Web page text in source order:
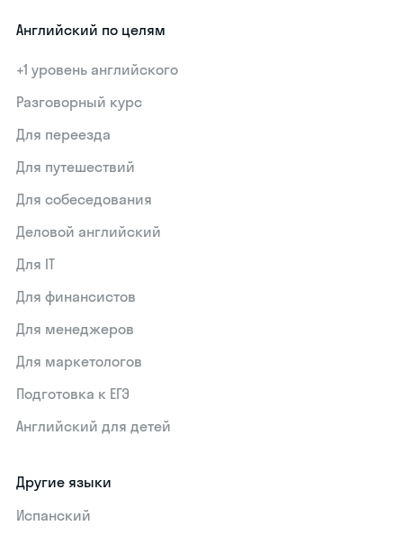
Английский по целям
+1 уровень английского
Разговорный курс
Для переезда
Для путешествий
Для собеседования
Деловой английский
Для IT
Для финансистов
Для менеджеров
Для маркетологов
Подготовка к ЕГЭ
Английский для детей
Другие языки
Испанский